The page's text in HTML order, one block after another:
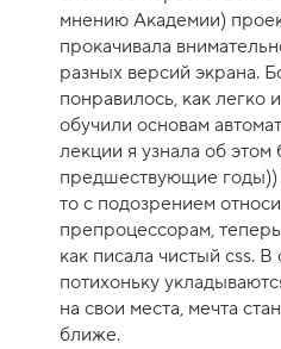
н
к
а
к
у
р
с
а
-
1
0
мнению Академии)
прокачивала
разных версий экрана.
понравилось, как легко
обучили основам
лекции я узнала об этом
предшествующие
то с подозрением
препроцессорам,
как писала чистый css.
потихоньку
на свои места, мечта
ближе.